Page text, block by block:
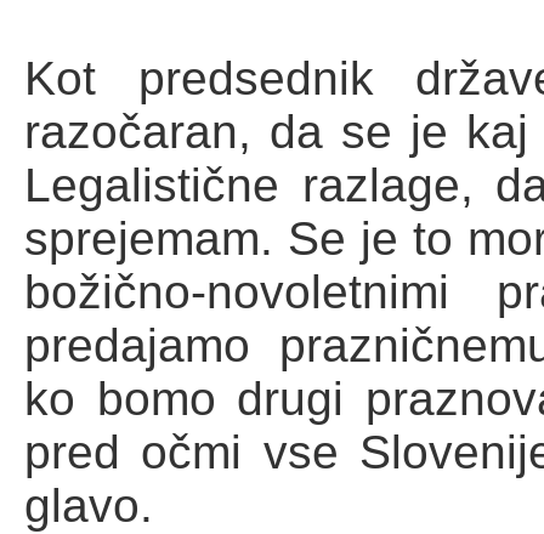
Kot predsednik
razočaran, da se je
Legalistične razlage,
sprejemam. Se je to
božično-
predajamo
ko bomo drugi
pred očmi vse
glavo.